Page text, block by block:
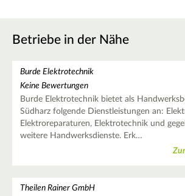
Betriebe in der Nähe
Burde Elektrotechnik
Keine Bewertungen
Burde Elektrotechnik bietet als
Südharz folgende Dienstleistungen an:
Elektroreparaturen, Elektrotechnik und
weitere Handwerksdienste. Erk…
Theilen Rainer GmbH